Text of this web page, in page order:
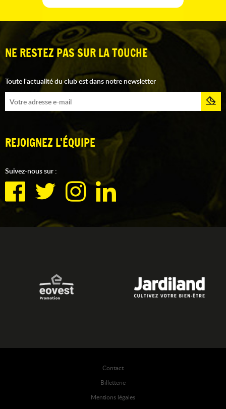
NE RESTEZ PAS SUR LA TOUCHE
Toute l'actualité du club est dans notre newsletter
REJOIGNEZ L'ÉQUIPE
Suivez-nous sur :
Contact
Billetterie
Mentions légales